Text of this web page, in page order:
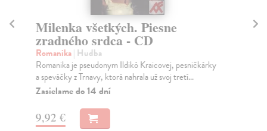
Milenka všetkých. Piesne
zradného srdca - CD
Romanika| Hudba
Romanika je pseudonym Ildikó Kraicovej, pesničkárky
a speváčky z Trnavy, ktorá nahrala už svoj tretí...
Zasielame do 14 dní
9,92 €